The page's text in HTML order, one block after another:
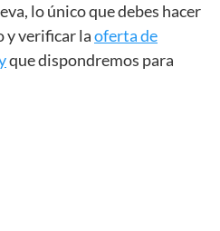
lo único que debes hacer
y verificar laoferta de
que dispondremos para